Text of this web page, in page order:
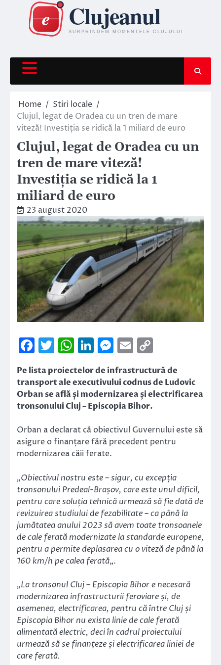
content
Home
Stiri locale
Clujul, legat de Oradea cu un tren de mare
viteză! Investiția se ridică la 1 miliard de euro
Clujul, legat de Oradea cu un
tren de mare viteză!
Investiția se ridică la 1
miliard de euro
23 august 2020
Facebook
Twitter
WhatsApp
LinkedIn
Messenger
Email
Link
Pe lista proiectelor de infrastructură de
transport ale executivului codnus de Ludovic
Orban se află și modernizarea și electrificarea
tronsonului Cluj – Episcopia Bihor.
Orban a declarat că obiectivul Guvernului este să
asigure o finanțare fără precedent pentru
modernizarea căii ferate.
„Obiectivul nostru este – sigur, cu excepția
tronsonului Predeal-Brașov, care este unul dificil,
pentru care soluția tehnică urmează să fie dată de
revizuirea studiului de fezabilitate – ca până la
jumătatea anului 2023 să avem toate tronsoanele
de cale ferată modernizate la standarde europene,
pentru a permite deplasarea cu o viteză de până la
160 km/h pe calea ferată„.
„La tronsonul Cluj – Episcopia Bihor e necesară
modernizarea infrastructurii feroviare și, de
asemenea, electrificarea, pentru că între Cluj și
Episcopia Bihor nu exista linie de cale ferată
alimentată electric, deci în cadrul proiectului
urmează să se finanțeze și electrificarea liniei de
care ferată.